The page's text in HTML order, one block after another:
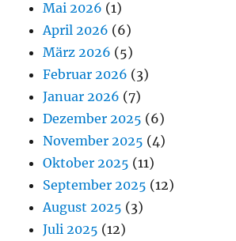
Mai 2026 (1)
April 2026 (6)
März 2026 (5)
Februar 2026 (3)
Januar 2026 (7)
Dezember 2025 (6)
November 2025 (4)
Oktober 2025 (11)
September 2025 (12)
August 2025 (3)
Juli 2025 (12)